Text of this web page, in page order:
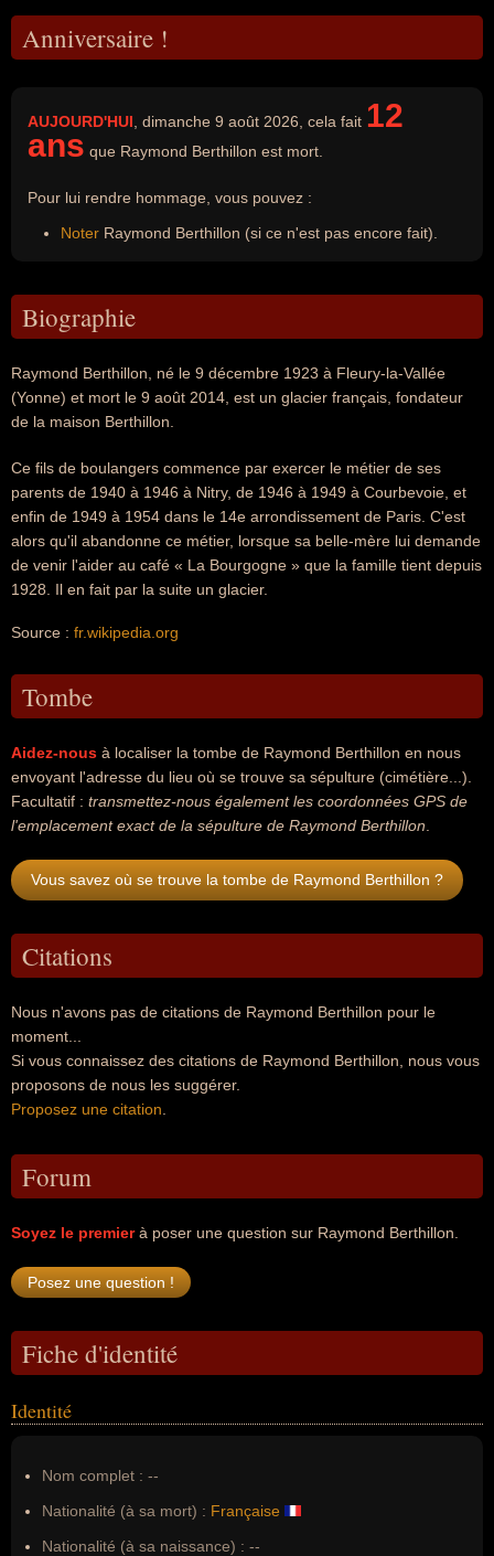
Anniversaire !
AUJOURD'HUI , dimanche 9 août 2026, cela fait 12
ans que Raymond Berthillon est mort.
Pour lui rendre hommage, vous pouvez :
Noter Raymond Berthillon (si ce n'est pas encore fait).
Biographie
Raymond Berthillon, né le 9 décembre 1923 à Fleury-la-Vallée
(Yonne) et mort le 9 août 2014, est un glacier français, fondateur
de la maison Berthillon.
Ce fils de boulangers commence par exercer le métier de ses
parents de 1940 à 1946 à Nitry, de 1946 à 1949 à Courbevoie, et
enfin de 1949 à 1954 dans le 14e arrondissement de Paris. C'est
alors qu'il abandonne ce métier, lorsque sa belle-mère lui demande
de venir l'aider au café « La Bourgogne » que la famille tient depuis
1928. Il en fait par la suite un glacier.
Source : fr.wikipedia.org
Tombe
Aidez-nous à localiser la tombe de Raymond Berthillon en nous
envoyant l'adresse du lieu où se trouve sa sépulture (cimétière...).
Facultatif : transmettez-nous également les coordonnées GPS de
l'emplacement exact de la sépulture de Raymond Berthillon
Vous savez où se trouve la tombe de Raymond Berthillon ?
Citations
Nous n'avons pas de citations de Raymond Berthillon pour le
moment...
Si vous connaissez des citations de Raymond Berthillon, nous vous
proposons de nous les suggérer.
Proposez une citation
Forum
Soyez le premierà poser une question sur Raymond Berthillon.
Fiche d'identité
Identité
Nom complet : --
Nationalité (à sa mort) : Française
Nationalité (à sa naissance) : --